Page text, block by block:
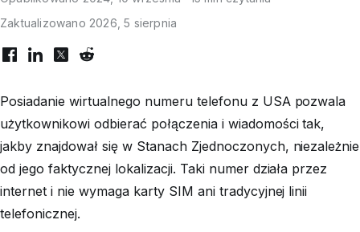
Zaktualizowano 2026, 5 sierpnia
Posiadanie wirtualnego numeru telefonu z USA pozwala
użytkownikowi odbierać połączenia i wiadomości tak,
jakby znajdował się w Stanach Zjednoczonych, niezależnie
od jego faktycznej lokalizacji. Taki numer działa przez
internet i nie wymaga karty SIM ani tradycyjnej linii
telefonicznej.